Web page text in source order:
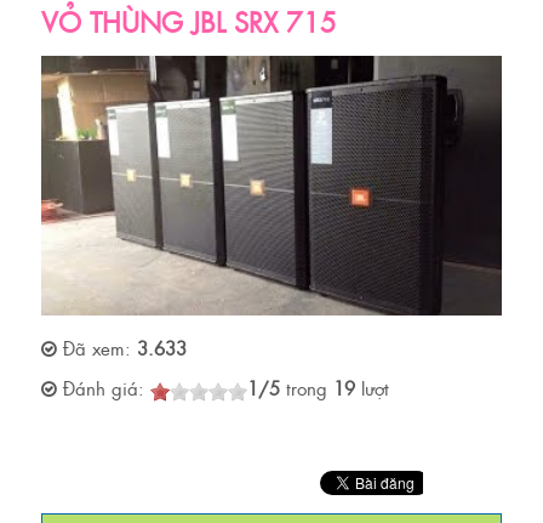
VỎ THÙNG JBL SRX 715
Đã xem: 3.633
Đánh giá:
1/5 trong 19 lượt